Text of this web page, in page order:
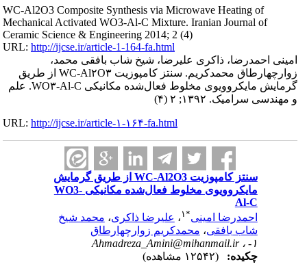
WC-Al2O3 Composite Synthesis via Microwave Heating of
Mechanical Activated WO3-Al-C Mixture. Iranian Journal of
Ceramic Science & Engineering 2014; 2 (4)
URL:http://ijcse.ir/article-1-164-fa.html
امینی احمدرضا، ذاکری علیرضا، شیخ شاب بافقی محمد،
زوارچهارطاق محمدکریم. سنتز کامپوزیت WC-Al۲O۳ از طریق
گرمایش مایکروویوی مخلوط فعال‌شده مکانیکی WO۳-Al-C. علم
و مهندسی سرامیک. ۱۳۹۲; ۲ (۴)
URL:http://ijcse.ir/article-۱-۱۶۴-fa.html
سنتز کامپوزیت WC-Al2O3 از طریق گرمایش
مایکروویوی مخلوط فعال‌شده مکانیکی WO3-
Al-C
احمدرضا امینی
۱،علیرضا ذاکری،محمد شیخ
شاب بافقی،محمدکریم زوارچهارطاق
Ahmadreza_Amini@mihanmail.ir
چکیده: